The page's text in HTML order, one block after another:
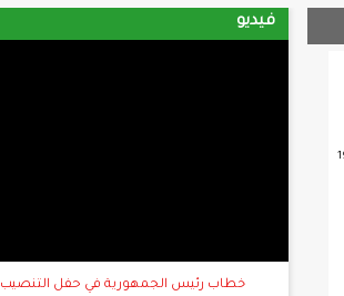
فيديو
خطاب رئيس الجمهورية في حفل التنصيب